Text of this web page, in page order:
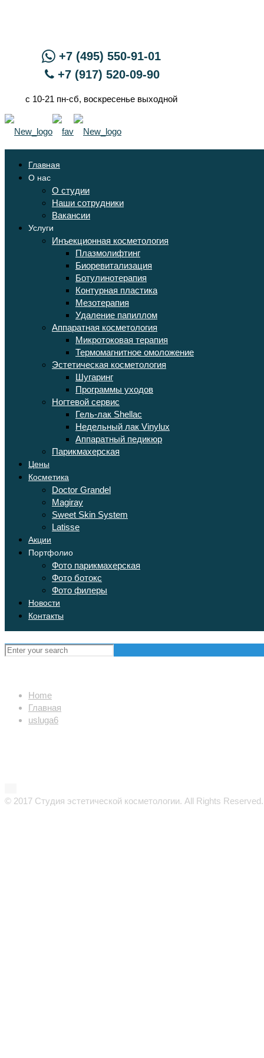
+7 (495) 550-91-01
+7 (917) 520-09-90
с 10-21 пн-сб, воскресенье выходной
Главная
О нас
О студии
Наши сотрудники
Вакансии
Услуги
Инъекционная косметология
Плазмолифтинг
Биоревитализация
Ботулинотерапия
Контурная пластика
Мезотерапия
Удаление папиллом
Аппаратная косметология
Микротоковая терапия
Термомагнитное омоложение
Эстетическая косметология
Шугаринг
Программы уходов
Ногтевой сервис
Гель-лак Shellac
Недельный лак Vinylux
Аппаратный педикюр
Парикмахерская
Цены
Косметика
Doctor Grandel
Magiray
Sweet Skin System
Latisse
Акции
Портфолио
Фото парикмахерская
Фото ботокс
Фото филеры
Новости
Контакты
Home
Главная
usluga6
© 2017 Студия эстетической косметологии. All Rights Reserved.